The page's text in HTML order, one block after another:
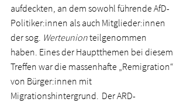
aufdeckten, an dem sowohl führende AfD-
Politiker:innen als auch Mitglieder:innen
der sog. Werteunion teilgenommen
haben. Eines der Hauptthemen bei diesem
Treffen war die massenhafte „Remigration“
von Bürger:innen mit
Migrationshintergrund.  Der ARD-